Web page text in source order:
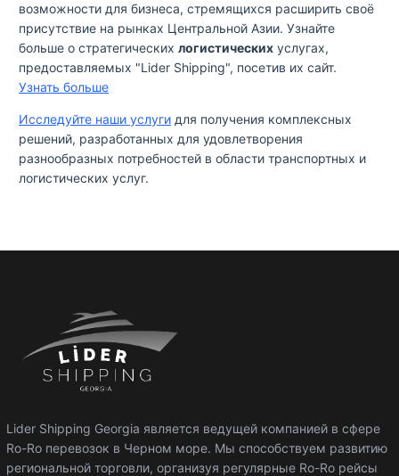
возможности для бизнеса, стремящихся расширить своё
присутствие на рынках Центральной Азии. Узнайте
больше о стратегических логистических услугах,
предоставляемых "Lider Shipping", посетив их сайт.
Узнать больше
Исследуйте наши услуги для получения комплексных
решений, разработанных для удовлетворения
разнообразных потребностей в области транспортных и
логистических услуг.
Lider Shipping Georgia является ведущей компанией в сфере
Ro-Ro перевозок в Черном море. Мы способствуем развитию
региональной торговли, организуя регулярные Ro-Ro рейсы